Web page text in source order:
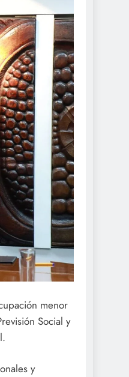
menor
Social y
y